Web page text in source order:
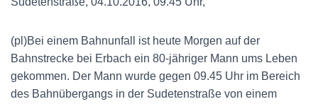
(pl)Bei einem Bahnunfall ist heute Morgen auf der
Bahnstrecke bei Erbach ein 80-jähriger Mann ums Leben
gekommen. Der Mann wurde gegen 09.45 Uhr im Bereich
des Bahnübergangs in der Sudetenstraße von einem